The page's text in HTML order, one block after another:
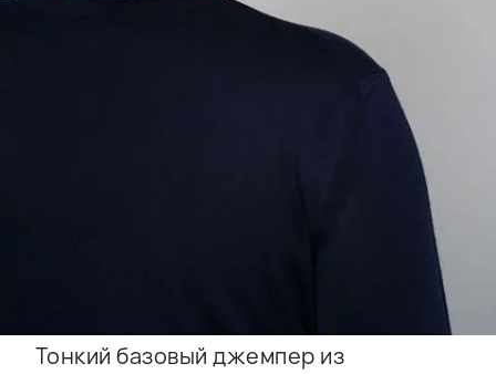
Тонкий базовый джемпер из